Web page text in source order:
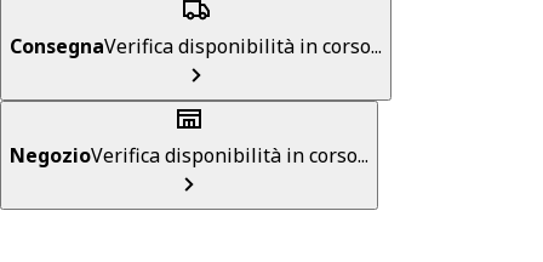
ConsegnaVerifica disponibilità in corso...
NegozioVerifica disponibilità in corso...